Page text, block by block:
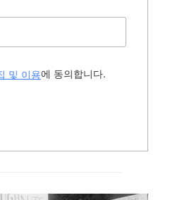
및 이용에 동의합니다.